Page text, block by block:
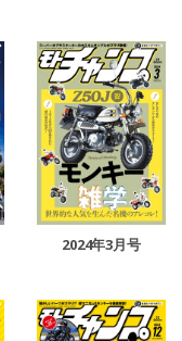
2024年3月号